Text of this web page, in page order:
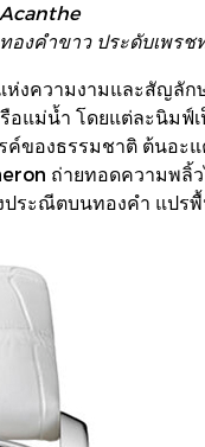
งคำขาว ประดับเพรช
ห่งความงามและสัญ
แม่น้ำ โดยแต่ละนิม
ค์ของธรรมชาติ ต้นอ
ถ่ายทอดความพ
ระณีตบนทองคำ แป